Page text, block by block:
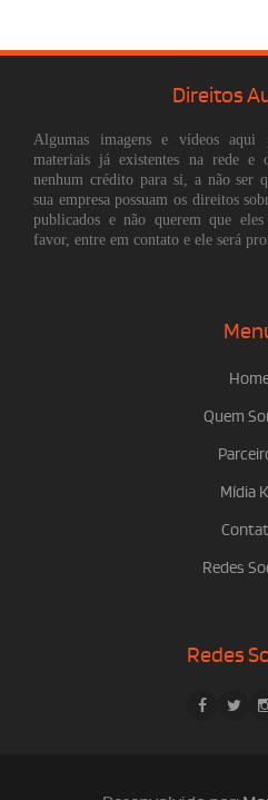
Direitos
Algumas imagens e vídeos aqui
materiais já existentes na rede e
nenhum crédito para si, a não ser
sua empresa possuam os direitos
publicados e não querem que
favor, entre em contato e ele será
Quem
Mídia
Redes
Redes